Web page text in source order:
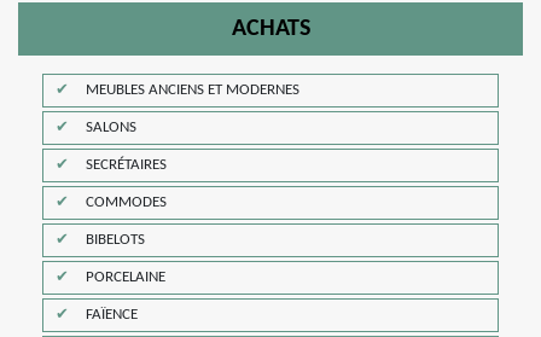
ACHATS
MEUBLES ANCIENS ET MODERNES
SALONS
SECRÉTAIRES
COMMODES
BIBELOTS
PORCELAINE
FAÏENCE